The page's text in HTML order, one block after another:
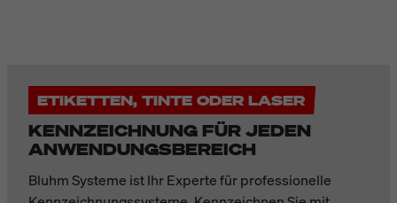
ETIKETTEN, TINTE ODER LASER
KENNZEICHNUNG FÜR JEDEN
ANWENDUNGSBEREICH
Bluhm Systeme ist Ihr Experte für professionelle